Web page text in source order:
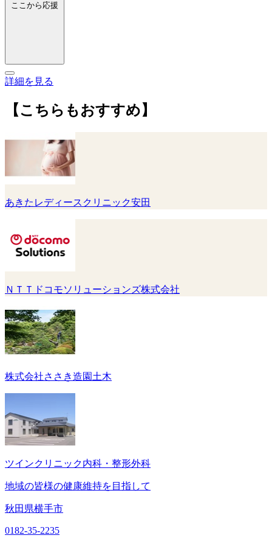
ここから応援
詳細を見る
【こちらもおすすめ】
あきたレディースクリニック安田
ＮＴＴドコモソリューションズ株式会社
株式会社ささき造園土木
ツインクリニック内科・整形外科
地域の皆様の健康維持を目指して
秋田県横手市
0182-35-2235